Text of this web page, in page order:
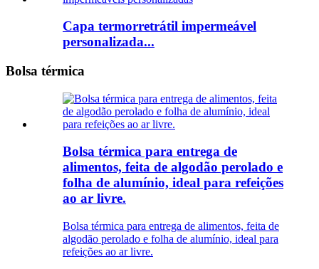
Capa termorretrátil impermeável
personalizada...
Bolsa térmica
Bolsa térmica para entrega de
alimentos, feita de algodão perolado e
folha de alumínio, ideal para refeições
ao ar livre.
Bolsa térmica para entrega de alimentos, feita de
algodão perolado e folha de alumínio, ideal para
refeições ao ar livre.